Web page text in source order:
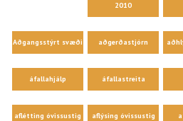
2010
Aðgangsstýrt svæði aðgerðastjórn
áfallahjálp áfallastreita
aflétting óvissustig aflýsing óvissustig